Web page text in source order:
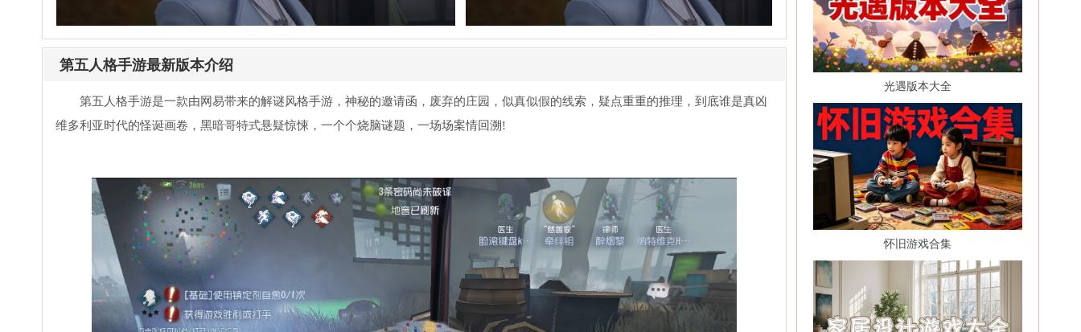
第五人格手游最新版本介绍
第五人格手游是一款由网易带来的解谜风格手游，神秘的邀请函，废弃的庄园，似真似假的线索，疑点重重的推理，到底谁是真凶
维多利亚时代的怪诞画卷，黑暗哥特式悬疑惊悚，一个个烧脑谜题，一场场案情回溯!
光遇版本大全
怀旧游戏合集